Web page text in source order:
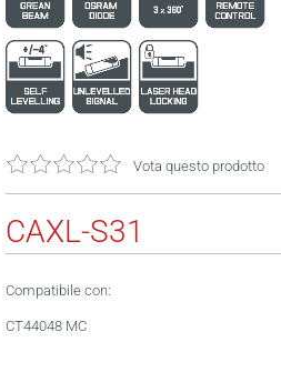
Vota questo prodotto
CAXL-S31
Compatibile con:
CT44048 MC